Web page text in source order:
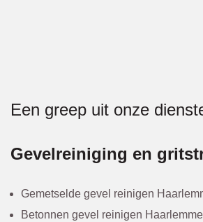
Een greep uit onze
Gevelreiniging en
Gemetselde gevel reinigen
Betonnen gevel reinigen